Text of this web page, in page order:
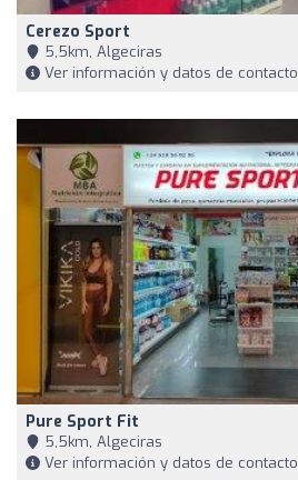
Cerezo Sport
5,5km, Algeciras
Ver información y datos de contacto
Pure Sport Fit
5,5km, Algeciras
Ver información y datos de contacto